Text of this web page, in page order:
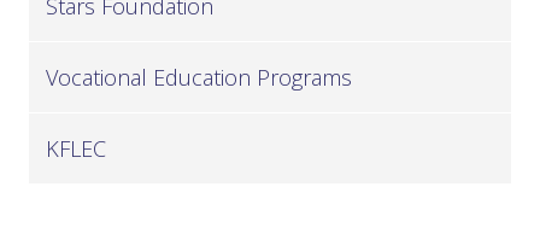
Stars Foundation
Vocational Education Programs
KFLEC